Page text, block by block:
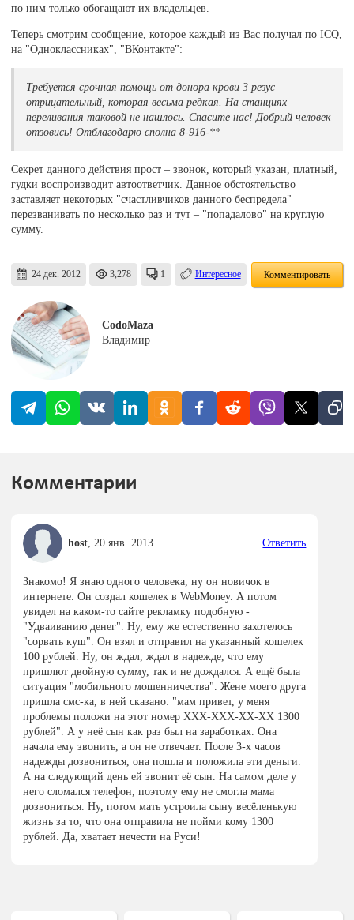
по ним только обогащают их владельцев.
Теперь смотрим сообщение, которое каждый из Вас получал по ICQ,
на "Одноклассниках", "ВКонтакте":
Требуется срочная помощь от донора крови 3 резус
отрицательный, которая весьма редкая. На станциях
переливания таковой не нашлось. Спасите нас! Добрый человек
отзовись! Отблагодарю сполна 8-916-**
Секрет данного действия прост – звонок, который указан, платный,
гудки воспроизводит автоответчик. Данное обстоятельство
заставляет некоторых "счастливчиков данного беспредела"
перезванивать по несколько раз и тут – "попадалово" на круглую
сумму.
24 дек. 2012 3,278 1 Интересное Комментировать
CodoMaza
Владимир
Комментарии
host, 20 янв. 2013 Ответить
Знакомо! Я знаю одного человека, ну он новичок в
интернете. Он создал кошелек в WebMoney. А потом
увидел на каком-то сайте рекламку подобную -
"Удваиванию денег". Ну, ему же естественно захотелось
"сорвать куш". Он взял и отправил на указанный кошелек
100 рублей. Ну, он ждал, ждал в надежде, что ему
пришлют двойную сумму, так и не дождался. А ещё была
ситуация "мобильного мошенничества". Жене моего друга
пришла смс-ка, в ней сказано: "мам привет, у меня
проблемы положи на этот номер ХХХ-ХХХ-ХХ-ХХ 1300
рублей". А у неё сын как раз был на заработках. Она
начала ему звонить, а он не отвечает. После 3-х часов
надежды дозвониться, она пошла и положила эти деньги.
А на следующий день ей звонит её сын. На самом деле у
него сломался телефон, поэтому ему не смогла мама
дозвониться. Ну, потом мать устроила сыну весёленькую
жизнь за то, что она отправила не пойми кому 1300
рублей. Да, хватает нечести на Руси!